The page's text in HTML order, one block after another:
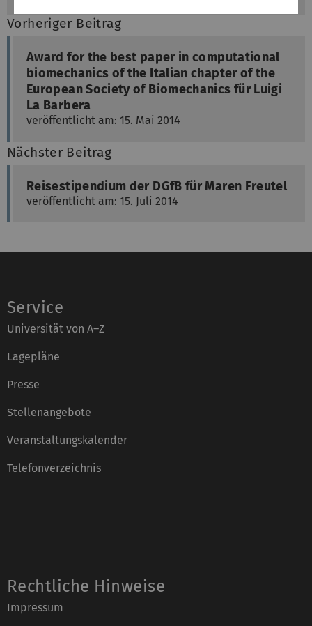
Vorheriger Beitrag
Award for the best paper in computational
biomechanics of the Italian chapter of the
European Society of Biomechanics für Luigi
La Barbera
veröffentlicht am: 15. Mai 2014
Nächster Beitrag
Reisestipendium der DGfB für Maren Freutel
veröffentlicht am: 15. Juli 2014
Service
Universität von A–Z
Lagepläne
Presse
Stellenangebote
Veranstaltungskalender
Telefonverzeichnis
Rechtliche Hinweise
Impressum